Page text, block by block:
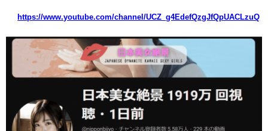
https://www.youtube.com/channel/UCZ_g4EdefQzgJfQpUACLzuQ